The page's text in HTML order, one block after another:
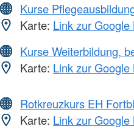
Kurse
Karte: Link zur
Kurse Weiterbildung,
Karte: Link zur
Rotkreuzkurs EH
Karte: Link zur